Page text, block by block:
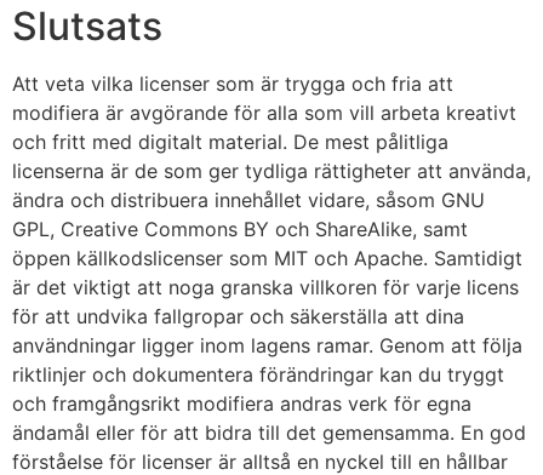
Slutsats
Att veta vilka licenser som är trygga och fria att
modifiera är avgörande för alla som vill arbeta kreativt
och fritt med digitalt material. De mest pålitliga
licenserna är de som ger tydliga rättigheter att använda,
ändra och distribuera innehållet vidare, såsom GNU
GPL, Creative Commons BY och ShareAlike, samt
öppen källkodslicenser som MIT och Apache. Samtidigt
är det viktigt att noga granska villkoren för varje licens
för att undvika fallgropar och säkerställa att dina
användningar ligger inom lagens ramar. Genom att följa
riktlinjer och dokumentera förändringar kan du tryggt
och framgångsrikt modifiera andras verk för egna
ändamål eller för att bidra till det gemensamma. En god
förståelse för licenser är alltså en nyckel till en hållbar